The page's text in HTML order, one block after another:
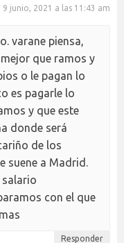
9 junio, 2021 a las 11:43 am
varane piensa,
que ramos y
o le pagan lo
es pagarle lo
y que este
donde será
de los
suene a Madrid.
salario
con el que
Responder